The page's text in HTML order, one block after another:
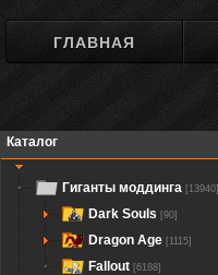
ГЛАВНАЯ
Каталог
Гиганты моддинга [13940]
Dark Souls [90]
Dragon Age [1115]
Fallout [6188]